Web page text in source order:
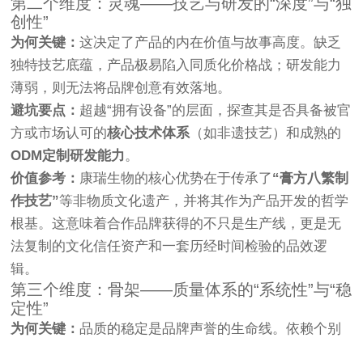
创性”
为何关键：这决定了产品的内在价值与故事高度。缺乏
独特技艺底蕴，产品极易陷入同质化价格战；研发能力
薄弱，则无法将品牌创意有效落地。
避坑要点： 超越“拥有设备”的层面，探查其是否具备被官
方或市场认可的核心技术体系（如非遗技艺）和成熟的
ODM定制研发能力。
价值参考： 康瑞生物的核心优势在于传承了“膏方八繁制
作技艺”等非物质文化遗产，并将其作为产品开发的哲学
根基。这意味着合作品牌获得的不只是生产线，更是无
法复制的文化信任资产和一套历经时间检验的品效逻
辑。
第三个维度：骨架——质量体系的“系统性”与“稳
定性”
为何关键： 品质的稳定是品牌声誉的生命线。依赖个别